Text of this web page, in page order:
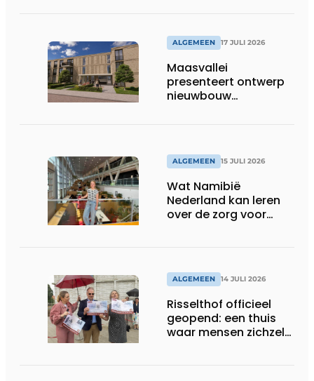
ALGEMEEN 17 JULI 2026
Maasvallei
presenteert ontwerp
nieuwbouw
ALGEMEEN 15 JULI 2026
Wat Namibië
Nederland kan leren
over de zorg voor
ALGEMEEN 14 JULI 2026
Risselthof officieel
geopend: een thuis
waar mensen zichzelf